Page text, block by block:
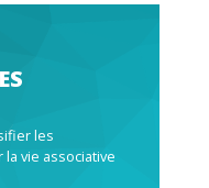
les
vie associative